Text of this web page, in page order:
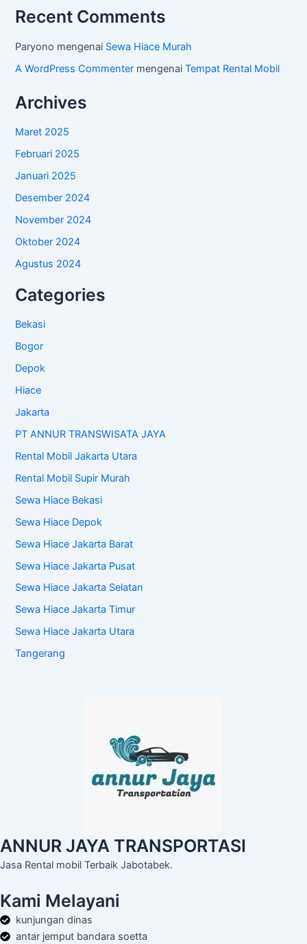
Recent Comments
Paryono mengenai Sewa Hiace Murah
A WordPress Commenter mengenaiTempat Rental Mobil
Archives
Maret 2025
Februari 2025
Januari 2025
Desember 2024
November 2024
Oktober 2024
Agustus 2024
Categories
Bekasi
Bogor
Depok
Hiace
Jakarta
PT ANNUR TRANSWISATA JAYA
Rental Mobil Jakarta Utara
Rental Mobil Supir Murah
Sewa Hiace Bekasi
Sewa Hiace Depok
Sewa Hiace Jakarta Barat
Sewa Hiace Jakarta Pusat
Sewa Hiace Jakarta Selatan
Sewa Hiace Jakarta Timur
Sewa Hiace Jakarta Utara
Tangerang
ANNUR JAYA TRANSPORTASI
Jasa Rental mobil Terbaik Jabotabek.
Kami Melayani
kunjungan dinas
antar jemput bandara soetta